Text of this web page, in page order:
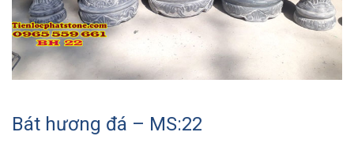
Bát hương đá – MS:22